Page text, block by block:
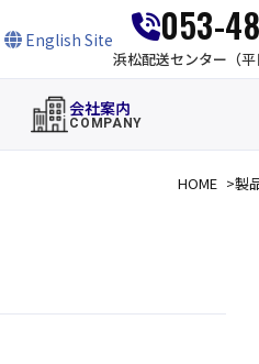
English Site 053-
浜松配送センター（平
会社案内
COMPANY
HOME 製